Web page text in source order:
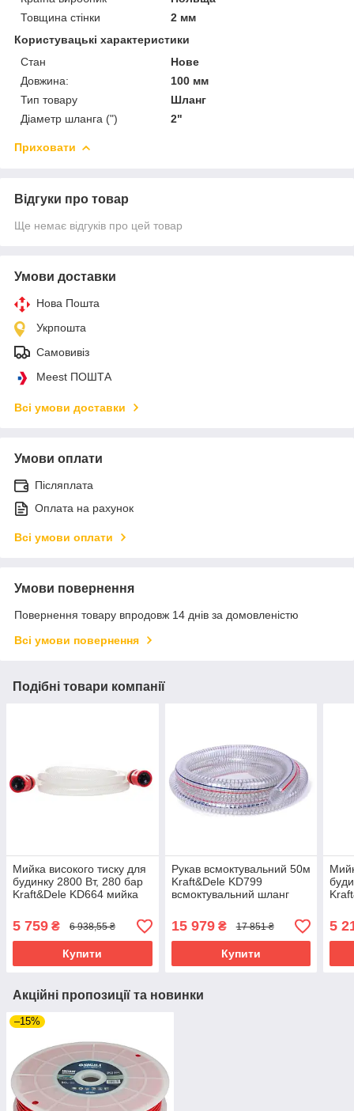
Товщина стінки
2 мм
Користувацькі характеристики
Стан
Нове
Довжина:
100 мм
Тип товару
Шланг
Діаметр шланга (")
2"
Приховати
Відгуки про товар
Ще немає відгуків про цей товар
Умови доставки
Нова Пошта
Укрпошта
Самовивіз
Meest ПОШТА
Всі умови доставки
Умови оплати
Післяплата
Оплата на рахунок
Всі умови оплати
Умови повернення
Повернення товару впродовж 14 днів за домовленістю
Всі умови повернення
Подібні товари компанії
Мийка високого тиску для
будинку 2800 Вт, 280 бар
Kraft&Dele KD664 мийка
5 759 ₴ 6 938,55 ₴
Купити
Рукав всмоктувальний 50м
Kraft&Dele KD799
всмоктувальний шланг
riven
15 979₴ 17 851 ₴
Купити
5
Акційні пропозиції та новинки
–15%